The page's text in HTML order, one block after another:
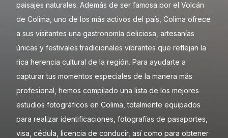
paisajes naturales. Además de ser famosa por el Volcán
de Colima, uno de los más activos del país, Colima ofrece
a sus visitantes una gastronomía deliciosa, artesanías
únicas y festivales tradicionales vibrantes que reflejan la
rica herencia cultural de la región. Para ayudarte a
capturar tus momentos especiales de la manera más
profesional, hemos compilado una lista de los mejores
estudios fotográficos en Colima, totalmente equipados
para realizar identificaciones, fotografías de pasaportes,
visa, cédula, licencia de conducir, así como para obtener